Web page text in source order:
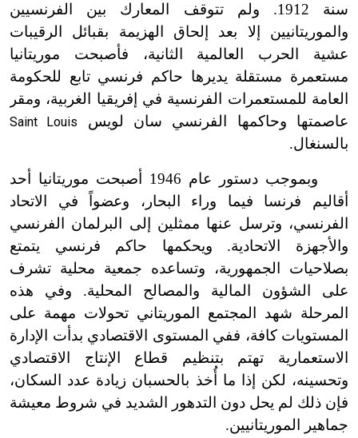
سنة 1912. ولم تتوقف المعارك بين الفرنسيين
والموريتانيين إلا بعد إلحاق الهزيمة بقبائل الرقيبات
عشية الحرب العالمية الثانية، فأصبحت موريتانيا
مستعمرة مستقلة يديرها حاكم فرنسي تابع للحكومة
العامة للمستعمرات الفرنسية في إفريقيا الغربية، ومقر
عاصمتها وحاكمها الفرنسي سان لويس
Saint Louis
بالسنغال.
وبموجب دستور عام 1946 أصبحت موريتانيا أحد
أقاليم فرنسا فيما وراء البحار، وعضواً في الاتحاد
الفرنسي، وترسل عنها ممثلين إلى البرلمان الفرنسي
والأجهزة الاتحادية. ويحكمها حاكم فرنسي يتمتع
بصلاحيات الجمهورية، وتساعده جمعية محلية تشرف
على الشؤون المالية والمصالح المحلية. وفي هذه
المرحلة شهد المجتمع الموريتاني تحولات مهمة على
المستويات كافة، ففي المستوى الاقتصادي بدأت الإدارة
الاستعمارية تهتم بتنظيم قطاع الإنتاج الاقتصادي
وتحسينه، لكن إذا ما أُخذ بالحسبان زيادة عدد السكان،
فإن ذلك لم يحل دون التدهور الشديد في شروط معيشة
جماهير الموريتانيين.